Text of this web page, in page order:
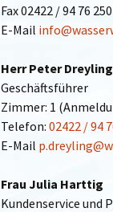
Fax 02422 / 94 76 250
E-Mail
Herr Peter Dreyling
Geschäftsführer
Zimmer: 1
Telefon: 02422 / 94
E-Mail
Frau Julia Harttig
Kundenservice und